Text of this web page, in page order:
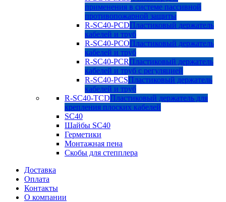
применения в системе пассивной
противопожарной защиты
R-SC40-PCDПластиковый держатель
кабелей и труб
R-SC40-PCOПластиковый держатель
кабелей и труб
R-SC40-PCRПластиковый держатель
кабелей и труб с регуляцией
R-SC40-PCSПластиковый держатель
кабелей и труб
R-SC40-TCDПластиковый держатель для
крепления плоских кабелей
SC40
Шайбы SC40
Герметики
Монтажная пена
Скобы для степплера
Доставка
Оплата
Контакты
О компании